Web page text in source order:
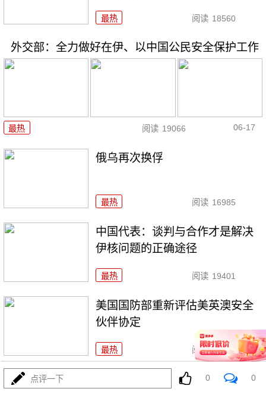
最热 阅读 18560
外交部：全力做好在伊、以中国公民安全保护工作
最热 阅读 19066 06-17
俄乌再次换俘
最热 阅读 16985
中国代表：谈判与合作才是解决
伊核问题的正确途径
最热 阅读 19401
美国国防部重新评估美英澳安全
伙伴协定
最热 阅读 17217
11万列！中欧班列跑出“质量跃
点评一下 0 0